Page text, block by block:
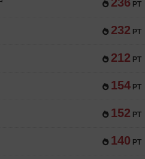
PT
232 PT
212 PT
154 PT
152 PT
140 PT